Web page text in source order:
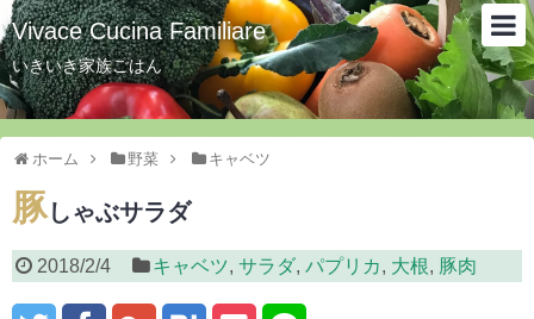
Vivace Cucina Familiare
いきいき家族ごはん
ホーム 野菜 キャベツ
豚しゃぶサラダ
2018/2/4 キャベツ,サラダ,パプリカ, 大根, 豚肉